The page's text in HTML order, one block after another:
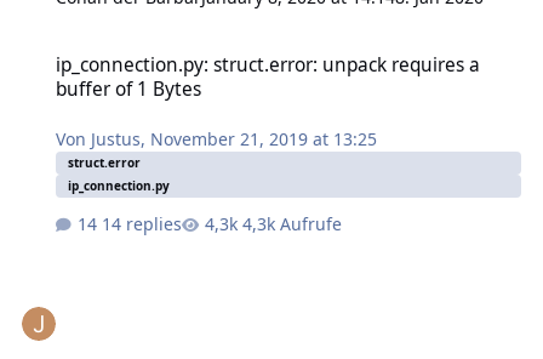
ip_connection.py: struct.error: unpack requires a
buffer of 1 Bytes
Von Justus, November 21, 2019 at 13:25
struct.error
ip_connection.py
14 replies 4,3k Aufrufe